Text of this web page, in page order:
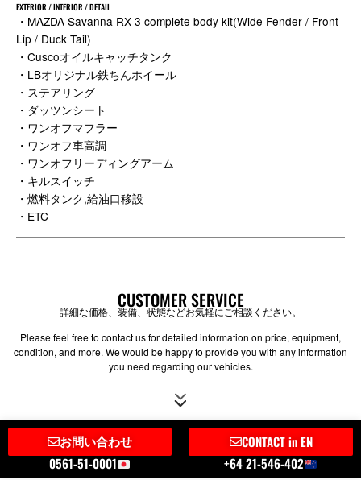
EXTERIOR / INTERIOR / DETAIL
・MAZDA Savanna RX-3 complete body kit(Wide Fender / Front
Lip / Duck Tail)
・Cuscoオイルキャッチタンク
・LBオリジナル鉄ちんホイール
・ステアリング
・ダッツンシート
・ワンオフマフラー
・ワンオフ車高調
・ワンオフリーディングアーム
・キルスイッチ
・燃料タンク,給油口移設
・ETC
CUSTOMER SERVICE
詳細な価格、装備、状態などお気軽にご相談ください。
Please feel free to contact us for detailed information on price, equipment,
condition, and more. We would be happy to provide you with any information
you need regarding our vehicles.
お問い合わせ
0561-51-0001
CONTACT in EN
+64 21-546-402